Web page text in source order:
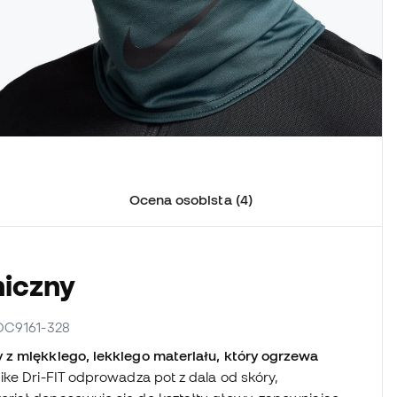
Ocena osobista (4)
328
miękkiego, lekkiego materiału, który ogrzewa
Dri-FIT odprowadza pot z dala od skóry,